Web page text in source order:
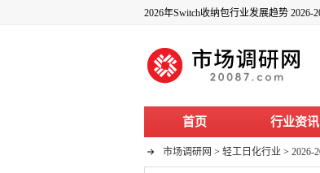
2026年Switch收纳包行业发展趋势
首页 行业资讯
市场调研网 > 轻工日化行业 > 2026-